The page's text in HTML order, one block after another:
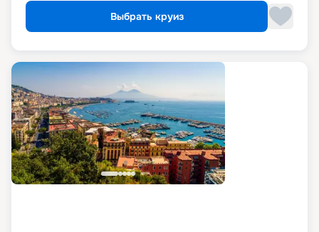
Выбрать круиз